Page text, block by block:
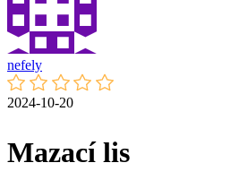
nefely
2024-10-20
Mazací lis